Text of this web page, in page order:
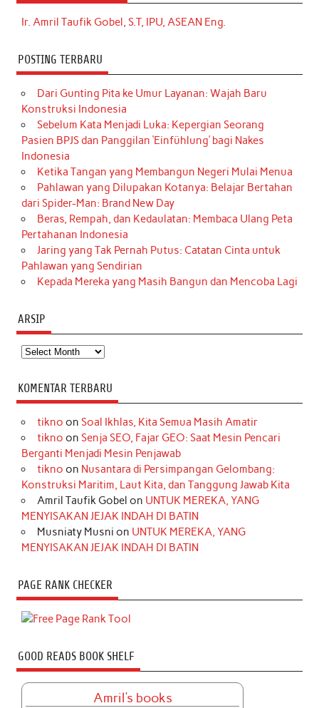
Ir. Amril Taufik Gobel, S.T, IPU, ASEAN Eng.
POSTING TERBARU
Dari Gunting Pita ke Umur Layanan: Wajah Baru
Konstruksi Indonesia
Sebelum Kata Menjadi Luka: Kepergian Seorang
Pasien BPJS dan Panggilan ‘Einfühlung’ bagi Nakes
Indonesia
Ketika Tangan yang Membangun Negeri Mulai Menua
Pahlawan yang Dilupakan Kotanya: Belajar Bertahan
dari Spider-Man: Brand New Day
Beras, Rempah, dan Kedaulatan: Membaca Ulang Peta
Pertahanan Indonesia
Jaring yang Tak Pernah Putus: Catatan Cinta untuk
Pahlawan yang Sendirian
Kepada Mereka yang Masih Bangun dan Mencoba Lagi
ARSIP
Arsip
KOMENTAR TERBARU
tikno on Soal Ikhlas, Kita Semua Masih Amatir
tikno on Senja SEO, Fajar GEO: Saat Mesin Pencari
Berganti Menjadi Mesin Penjawab
tikno on Nusantara di Persimpangan Gelombang:
Konstruksi Maritim, Laut Kita, dan Tanggung Jawab Kita
Amril Taufik Gobel on UNTUK MEREKA, YANG
MENYISAKAN JEJAK INDAH DI BATIN
Musniaty Musni on UNTUK MEREKA, YANG
MENYISAKAN JEJAK INDAH DI BATIN
PAGE RANK CHECKER
GOOD READS BOOK SHELF
Amril's books